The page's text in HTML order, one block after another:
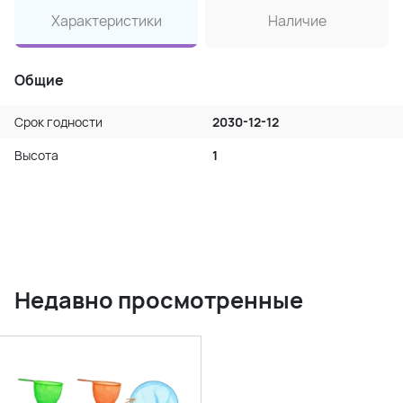
Характеристики Наличие
Общие
Срок годности
2030-12-12
Высота
1
Недавно просмотренные